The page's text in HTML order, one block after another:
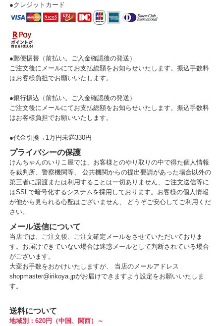
●クレジットカード
●郵便振替（前払い。ご入金確認後の発送）
ご注文後にメールにてお支払総額をお知らせいたします。振込手数料
はお客様負担でお願いいたします。
●銀行振込（前払い。ご入金確認後の発送）
ご注文後にメールにてお支払総額をお知らせいたします。振込手数料
はお客様負担でお願いいたします。
●代金引換→1万円未満330円
プライバシーの保護
けんちゃんのいりこ屋では、お客様とのやり取りの中で得た個人情報
を裁判所、警察機関等、 公共機関からの提出要請があった場合以外の
第三者に譲渡または利用することは一切ありません、ご注文送信等に
はSSLで暗号化するシステムを採用しております。お客様の個人情報
が他から見られる心配はございません、 どうぞご安心してご利用くだ
さい。
メール送信について
当店では、ご注文後、ご注文確定メールをさせていただいておりま
す。お届けできていない場合は迷惑メールとして判断されている場合
がございます。
大変お手数をおかけいたしますが、 当店のメールアドレス
shopmaster@irikoya.jpがお届けできますよう設定をお願いいたしま
す。
送料について
地域別：620円（中国、関西）～